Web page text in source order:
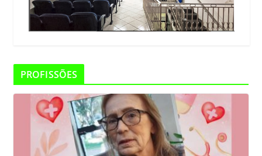
PROFISSÕES